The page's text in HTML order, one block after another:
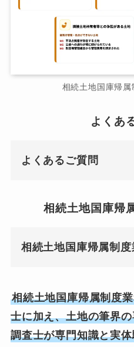
相続土地国庫帰
よくあ
よくあるご質問
相続土地国庫帰
相続土地国庫帰属制
相続土地国庫帰属制度
士に加え、土地の筆界
調査士が専門知識と実